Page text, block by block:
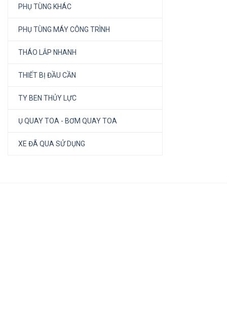
PHỤ TÙNG KHÁC
PHỤ TÙNG MÁY CÔNG TRÌNH
THÁO LẮP NHANH
THIẾT BỊ ĐẦU CẦN
TY BEN THỦY LỰC
Ụ QUAY TOA - BƠM QUAY TOA
XE ĐÃ QUA SỬ DỤNG